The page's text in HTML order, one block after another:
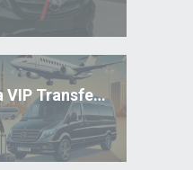
Transfer | Ankara VIP Transfer Uygun Fiyatlar